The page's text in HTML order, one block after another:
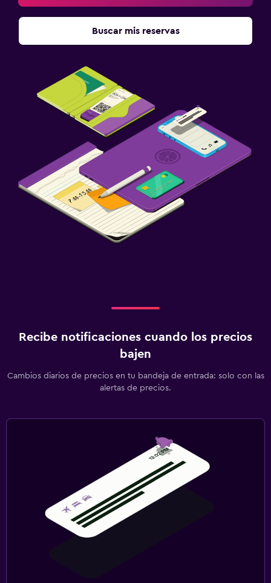
Buscar mis reservas
Recibe notificaciones cuando los precios
bajen
Cambios diarios de precios en tu bandeja de entrada: solo con las
alertas de precios.